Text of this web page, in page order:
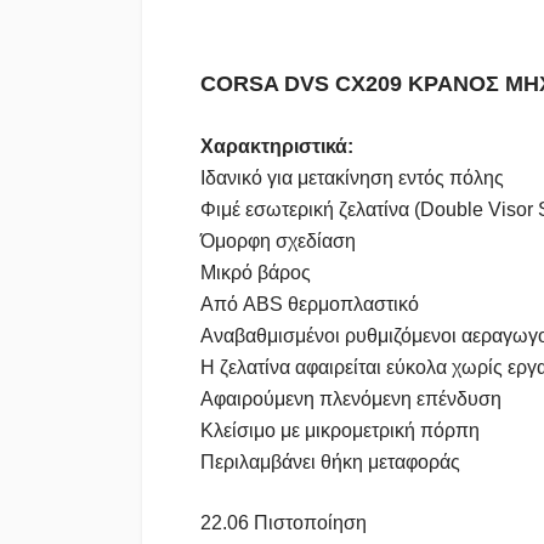
CORSA DVS CΧ209 ΚΡΑΝΟΣ
Χαρακτηριστικά:
Ιδανικό για μετακίνηση εντός πόλης
Φιμέ εσωτερική ζελατίνα (Double Visor
Όμορφη σχεδίαση
Μικρό βάρος
Από ABS θερμοπλαστικό
Αναβαθμισμένοι ρυθμιζόμενοι
Η ζελατίνα αφαιρείται εύκολα χωρίς
Αφαιρούμενη πλενόμενη επένδυση
Κλείσιμο με μικρομετρική πόρπη
Περιλαμβάνει θήκη μεταφοράς
22.06 Πιστοποίηση